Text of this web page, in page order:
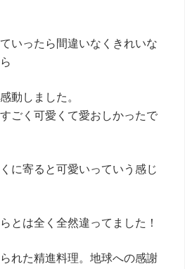
いったら間違いなくきれいな
動しました。
ごく可愛くて愛おしかったで
に寄ると可愛いっていう感じ
とは全く全然違ってました！
れた精進料理。地球への感謝